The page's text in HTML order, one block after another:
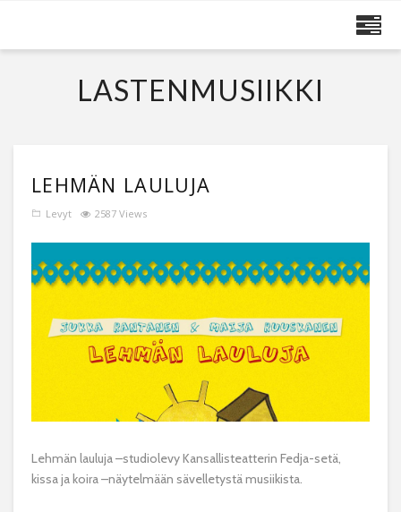
LASTENMUSIIKKI
LEHMÄN LAULUJA
Levyt 2587 Views
Lehmän lauluja –studiolevy Kansallisteatterin Fedja-setä,
kissa ja koira –näytelmään sävelletystä musiikista.